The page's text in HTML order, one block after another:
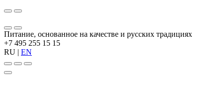
Питание, основанное на качестве и русских традициях
+7 495 255 15 15
RU | EN